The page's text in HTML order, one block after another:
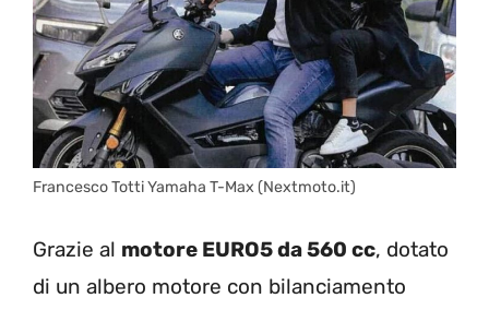
Francesco Totti Yamaha T-Max (Nextmoto.it)
Grazie al motore EURO5 da 560 cc, dotato
di un albero motore con bilanciamento